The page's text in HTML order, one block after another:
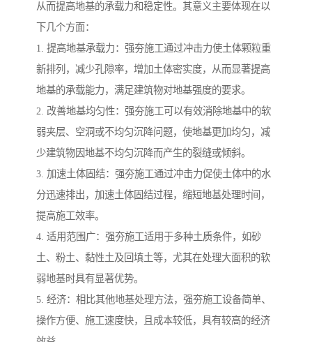
从而提高地基的承载力和稳定性。其意义主要体现在以
下几个方面：
1. 提高地基承载力：强夯施工通过冲击力使土体颗粒重
新排列，减少孔隙率，增加土体密实度，从而显著提高
地基的承载能力，满足建筑物对地基强度的要求。
2. 改善地基均匀性：强夯施工可以有效消除地基中的软
弱夹层、空洞或不均匀沉降问题，使地基更加均匀，减
少建筑物因地基不均匀沉降而产生的裂缝或倾斜。
3. 加速土体固结：强夯施工通过冲击力促使土体中的水
分迅速排出，加速土体固结过程，缩短地基处理时间，
提高施工效率。
4. 适用范围广：强夯施工适用于多种土质条件，如砂
土、粉土、黏性土及回填土等，尤其在处理大面积的软
弱地基时具有显著优势。
5. 经济：相比其他地基处理方法，强夯施工设备简单、
操作方便、施工速度快，且成本较低，具有较高的经济